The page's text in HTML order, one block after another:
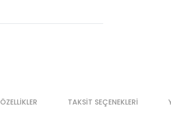
ÖZELLIKLER TAKSIT SEÇENEKLERI